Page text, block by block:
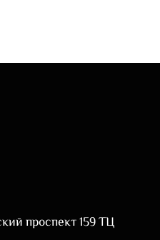
проспект 159 ТЦ